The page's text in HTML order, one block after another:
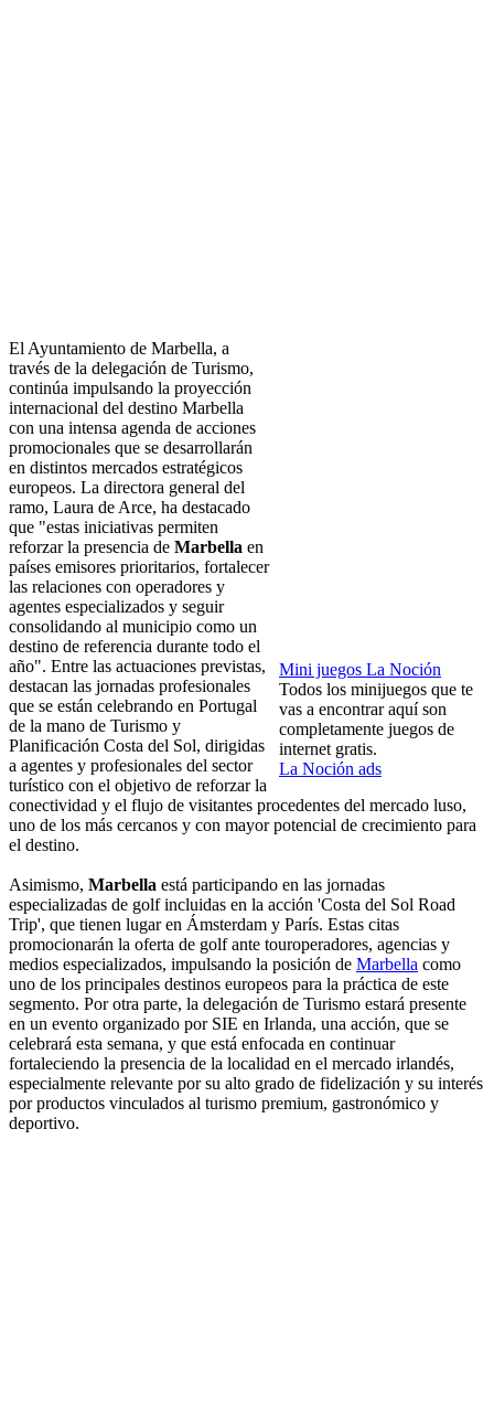
Mini juegos La Noción
Todos los minijuegos que te
vas a encontrar aquí son
completamente juegos de
internet gratis.
La Noción ads
El Ayuntamiento de Marbella, a
través de la delegación de Turismo,
continúa impulsando la proyección
internacional del destino Marbella
con una intensa agenda de acciones
promocionales que se desarrollarán
en distintos mercados estratégicos
europeos. La directora general del
ramo, Laura de Arce, ha destacado
que "estas iniciativas permiten
reforzar la presencia de Marbella en
países emisores prioritarios, fortalecer
las relaciones con operadores y
agentes especializados y seguir
consolidando al municipio como un
destino de referencia durante todo el
año". Entre las actuaciones previstas,
destacan las jornadas profesionales
que se están celebrando en Portugal
de la mano de Turismo y
Planificación Costa del Sol, dirigidas
a agentes y profesionales del sector
turístico con el objetivo de reforzar la
conectividad y el flujo de visitantes procedentes del mercado luso,
uno de los más cercanos y con mayor potencial de crecimiento para
el destino.
Asimismo, Marbella está participando en las jornadas
especializadas de golf incluidas en la acción 'Costa del Sol Road
Trip', que tienen lugar en Ámsterdam y París. Estas citas
promocionarán la oferta de golf ante touroperadores, agencias y
medios especializados, impulsando la posición de Marbella como
uno de los principales destinos europeos para la práctica de este
segmento. Por otra parte, la delegación de Turismo estará presente
en un evento organizado por SIE en Irlanda, una acción, que se
celebrará esta semana, y que está enfocada en continuar
fortaleciendo la presencia de la localidad en el mercado irlandés,
especialmente relevante por su alto grado de fidelización y su interés
por productos vinculados al turismo premium, gastronómico y
deportivo.